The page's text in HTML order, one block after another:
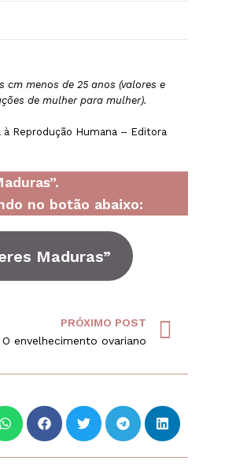
menos de 25 anos (valores e
de mulher para mulher).
Reprodução Humana – Editora
no botão abaixo:
Maduras”
PRÓXIMO POST
O envelhecimento ovariano